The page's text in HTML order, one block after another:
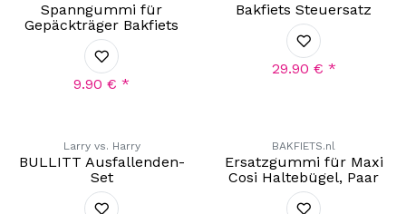
Spanngummi für
Gepäckträger Bakfiets
9.90 € *
Bakfiets Steuersatz
29.90 € *
Larry vs. Harry
BULLITT Ausfallenden-
Set
BAKFIETS.nl
Ersatzgummi für Maxi
Cosi Haltebügel, Paar